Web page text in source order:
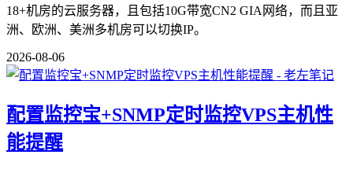
18+机房的云服务器，且包括10G带宽CN2 GIA网络，而且亚
洲、欧洲、美洲多机房可以切换IP。
2026-08-06
配置监控宝+SNMP定时监控VPS主机性
能提醒